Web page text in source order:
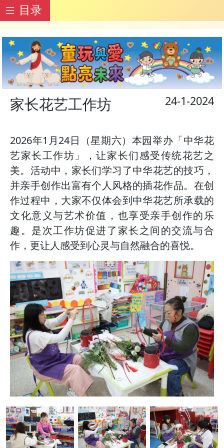
目录
24-1-2024
家长花艺工作坊
2026年1月24日（星期六）本园举办「中华花
艺家长工作坊」，让家长们感受传统花艺之
美。活动中，家长们学习了中华花艺的技巧，
并亲手创作出富有个人风格的插花作品。在创
作过程中，大家不仅体会到中华花艺所承载的
文化意义与艺术价值，也享受亲手创作的乐
趣。是次工作坊促进了家长之间的交流与合
作，更让人感受到心灵与自然融合的喜悦。